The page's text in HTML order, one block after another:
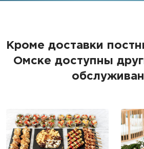
Кроме доставки
Омске доступны